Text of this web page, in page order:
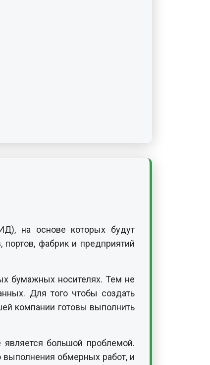
на основе которых будут
фабрик и предприятий
бумажных носителях. Тем не
Для того чтобы создать
компании готовы выполнить
большой проблемой.
обмерных работ, и